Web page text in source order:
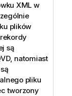
XML w
plików
są
, natomiast
pliku
tworzony